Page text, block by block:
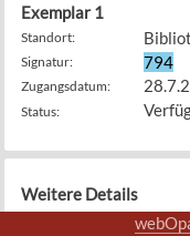
Exemplar 1
Standort:
Signatur: 794
Zugangsdatum:
Status:
Weitere Details